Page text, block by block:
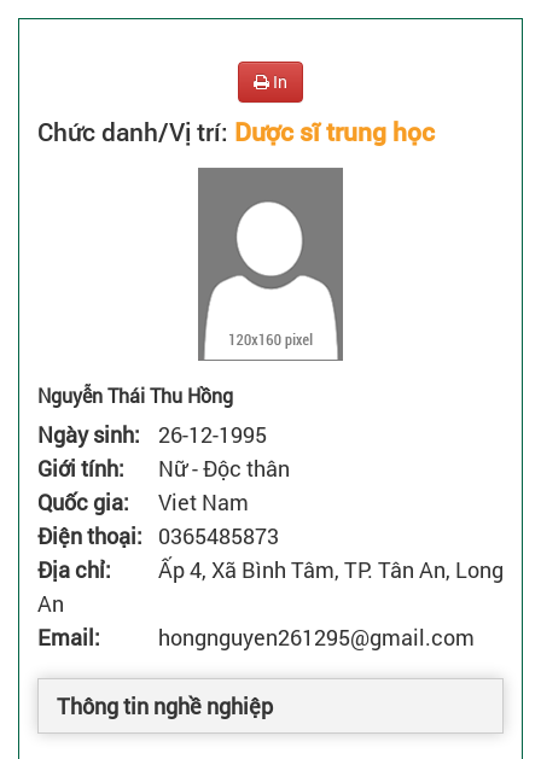
In
Chức danh/Vị trí: Dược sĩ trung học
Nguyễn Thái Thu Hồng
Ngày sinh:
26-12-1995
Giới tính:
Nữ-Độc thân
Quốc gia:
Viet Nam
Điện thoại:
0365485873
Địa chỉ:
Ấp 4, Xã Bình Tâm, TP. Tân An, Long
An
Email:
hongnguyen261295@gmail.com
Thông tin nghề nghiệp